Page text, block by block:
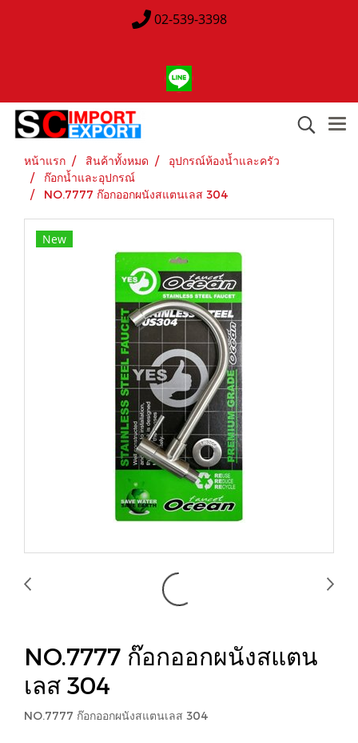
02-539-3398
หน้าแรก สินค้าทั้งหมด
อุปกรณ์ห้องน้ำและครัว
ก๊อกน้ำและอุปกรณ์
NO.7777 ก๊อกออกผนังสแตนเลส 304
New
NO.7777 ก๊อกออกผนังสแตน
เลส 304
NO.7777 ก๊อกออกผนังสแตนเลส 304